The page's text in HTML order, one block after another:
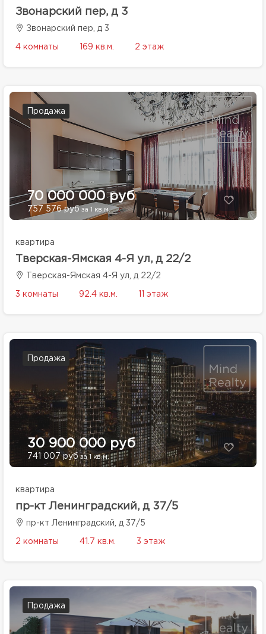
Звонарский пер, д 3
Звонарский пер, д 3
4 комнаты 169 кв.м. 2 этаж
Продажа
70 000 000 руб
757 576 руб за 1 кв.м.
квартира
Тверская-Ямская 4-Я ул, д 22/2
Тверская-Ямская 4-Я ул, д 22/2
3 комнаты 92.4 кв.м. 11 этаж
Продажа
30 900 000 руб
741 007 рубза 1 кв.м.
квартира
пр-кт Ленинградский, д 37/5
пр-кт Ленинградский, д 37/5
2 комнаты 41.7 кв.м. 3 этаж
Продажа